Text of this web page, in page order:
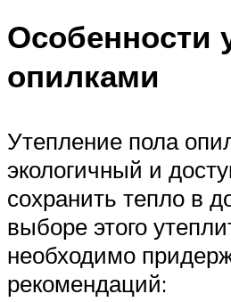
Особенности
опилками
Утепление пола
экологичный и
сохранить тепло в
выборе этого
необходимо
рекомендаций: